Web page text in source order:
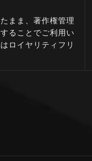
まま、著作権管理
ることでご利用い
ロイヤリティフリ